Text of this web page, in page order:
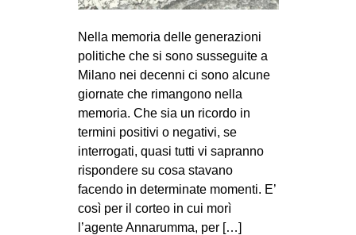
SPAZI
SPORT POPOLARE
MOVIMENTI
AMBIENTE
ANTIFASCISMO
DIRITTO ALL’ABITARE
GENERI
PRECARIATO
Nella memoria delle generazioni
politiche che si sono susseguite a
Milano nei decenni ci sono alcune
giornate che rimangono nella
memoria. Che sia un ricordo in
termini positivi o negativi, se
interrogati, quasi tutti vi sapranno
rispondere su cosa stavano
facendo in determinate momenti. E’
così per il corteo in cui morì
l’agente Annarumma, per […]